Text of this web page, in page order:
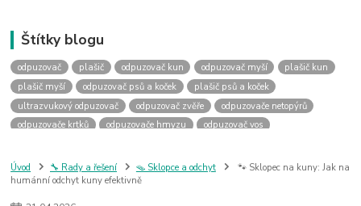
Štítky blogu
odpuzovač plašič odpuzovač kun odpuzovač myší
plašič kun
plašič myší
odpuzovač psů a koček
plašič psů a koček
ultrazvukový odpuzovač
odpuzovač zvěře
odpuzovače netopýrů
odpuzovače krtků
odpuzovače hmyzu
odpuzovač vos
náhradní uhlíky
uhlíky podle rozměru
uhlky podle rozměru
jak vybrat uhlíky
jaké uhlíky
jak ulovit kunu
Úvod 🔧 Rady a řešení 🪤 Sklopce a odchyt
🐾 Sklopec na kuny: Jak na
humánní odchyt kuny efektivně